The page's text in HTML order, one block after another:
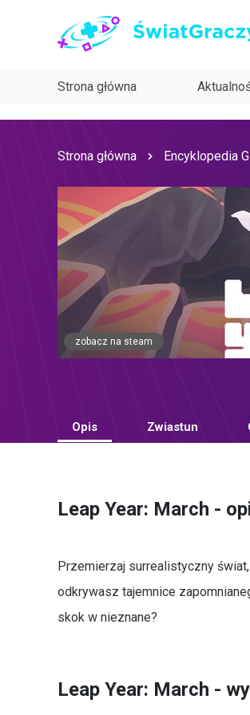
Strona główna
Strona główna Encyklopedia
zobacz na steam
Opis Zwiastun
Leap Year: March -
Przemierzaj surrealistyczny
odkrywasz tajemnice
skok w nieznane?
Leap Year: March -